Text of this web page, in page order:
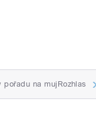
pořadu na mujRozhlas